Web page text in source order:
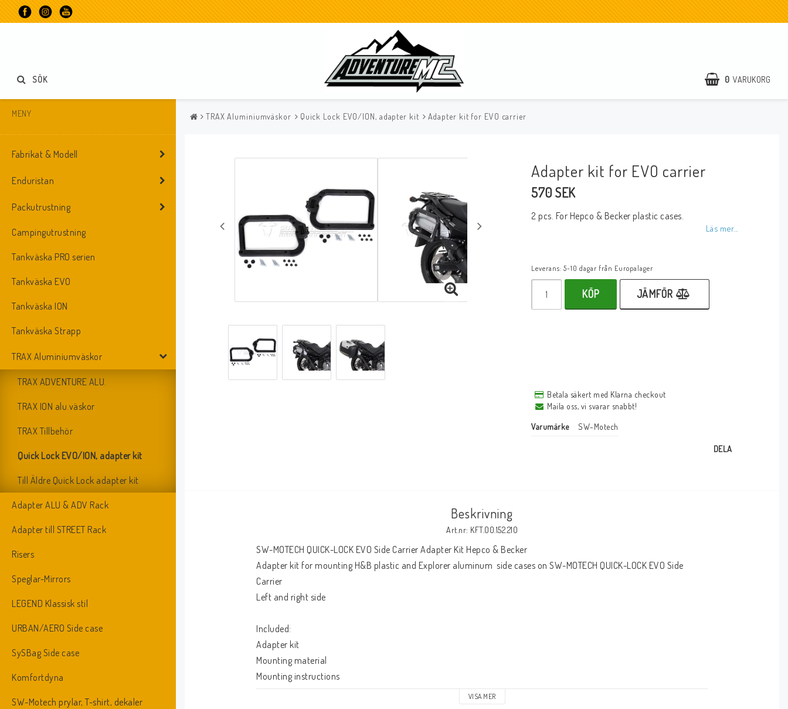
0 VARUKORG
SÖK
MENY
Fabrikat & Modell
Enduristan
Packutrustning
Campingutrustning
Tankväska PRO serien
Tankväska EVO
Tankväska ION
Tankväska Strapp
TRAX Aluminiumväskor
TRAX ADVENTURE ALU.
TRAX ION alu.väskor
TRAX Tillbehör
Quick Lock EVO/ION, adapter kit
Till Äldre Quick Lock adapter kit
Adapter ALU & ADV Rack
Adapter till STREET Rack
Risers
Speglar-Mirrors
LEGEND Klassisk stil
URBAN/AERO Side case
SySBag Side case
Komfortdyna
SW-Motech prylar, T-shirt, dekaler
TRAX Aluminiumväskor Quick Lock EVO/ION, adapter kit Adapter kit for EVO carrier
Adapter kit for EVO carrier
570 SEK
2 pcs. For Hepco & Becker plastic cases.
Läs mer...
Leverans:5-10 dagar från Europalager
KÖP JÄMFÖR
Betala säkert med Klarna checkout
Maila oss, vi svarar snabbt!
Varumärke SW-Motech
DELA
Beskrivning
Art.nr: KFT.00.152.210
SW-MOTECH QUICK-LOCK EVO Side Carrier Adapter Kit Hepco & Becker
Adapter kit for mounting H&B plastic and Explorer aluminum  side cases on SW-MOTECH QUICK-LOCK EVO Side
Carrier
Left and right side
Included:
Adapter kit
Mounting material
Mounting instructions
Features:
VISA MER